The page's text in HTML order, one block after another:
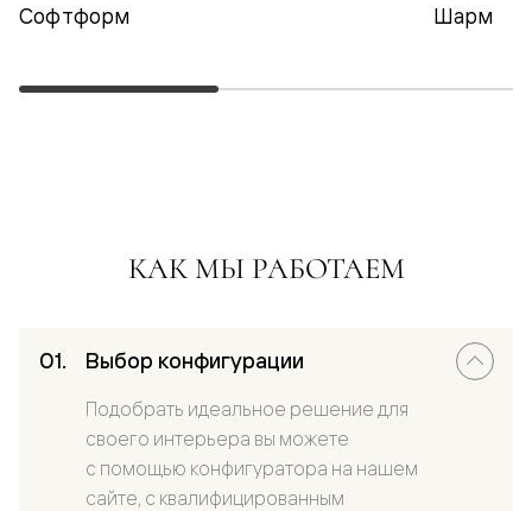
Софтформ Шарм
КАК МЫ РАБОТАЕМ
Выбор конфигурации
Подобрать идеальное решение для
своего интерьера вы можете
с помощью конфигуратора на нашем
сайте, с квалифицированным